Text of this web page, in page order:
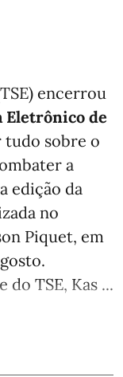
encerrou
Eletrônico de
tudo sobre o
a
edição da
no
Piquet, em
TSE, Kas ...